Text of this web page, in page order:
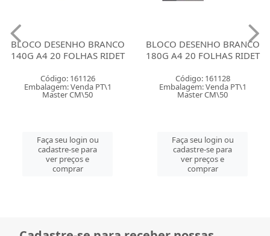
BLOCO DESENHO BRANCO
140G A4 20 FOLHAS RIDET
Código: 161126
Embalagem: Venda PT\1
Master CM\50
Faça seu login ou
cadastre-se para
ver preços e
comprar
BLOCO DESENHO BRANCO
180G A4 20 FOLHAS RIDET
Código: 161128
Embalagem: Venda PT\1
Master CM\50
Faça seu login ou
cadastre-se para
ver preços e
comprar